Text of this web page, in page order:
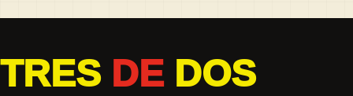
TRES DEDOS